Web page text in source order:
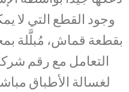
وجود القطع التي لا
بقطعة قماش، مُبلَّلة
التعامل مع رقم
لغسالة الأطباق